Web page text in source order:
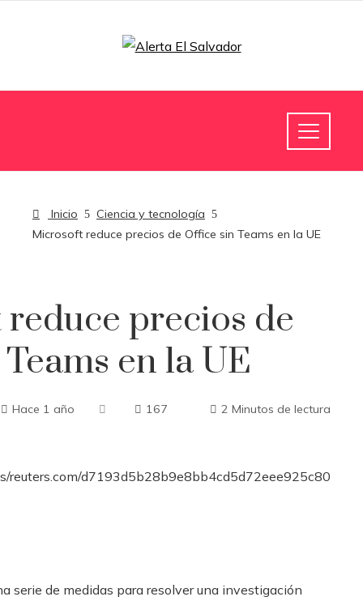
Inicio
Ciencia y tecnología
Microsoft reduce precios de Office sin Teams en la UE
precios de
en la UE
Hace 1 año 167 2 Minutos de lectura
serie de medidas para resolver una investigación